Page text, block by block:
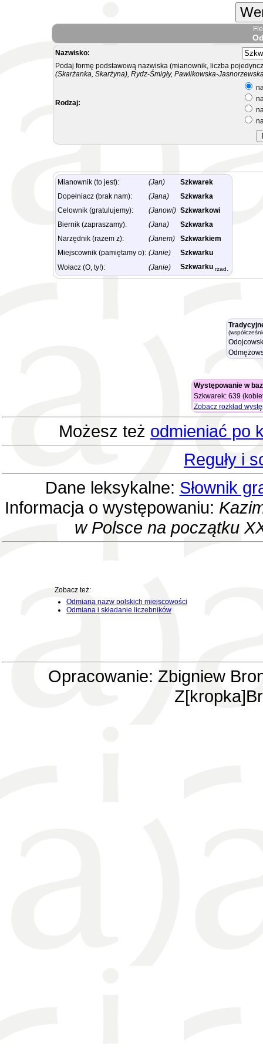
Nazwisko:
Podaj formę podstawową nazwiska (mianownik, liczba
(Skarżanka, Skarżyna), Rydz-Śmigły, Pawlikowska-
Rodzaj:
Mianownik (to jest): (Jan)
Szkwarek
Dopełniacz (brak nam):
(Jana)
Szkwarka
Celownik (gratulujemy):
(Janowi) Szkwarkowi
Biernik (zapraszamy):
(Jana)
Szkwarka
Narzędnik (razem z):
(Janem)
Szkwarkiem
Miejscownik (pamiętamy o): (Janie)
Szkwarku
Wołacz (O, ty!):
(Janie) Szkwarku rzad.
Występowanie w
Szkwarek: 639
Zobacz rozkład
Możesz też odmieniać po
Reguły i
Dane leksykalne: Słownik
Informacja o występowaniu:
w Polsce na początku
Zobacz też:
Odmiana nazw polskich miejscowości
Odmiana i składanie liczebników
Opracowanie: Zbigniew